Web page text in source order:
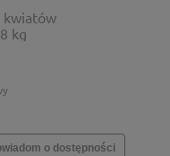
kwiatów
kg
o dostępności